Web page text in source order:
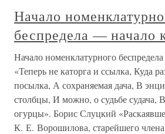
Начало
беспредела — начало
Начало номенклатурного
«Теперь не каторга и ссылка, Куда
посылка, А сохраняемая дача, В
столбцы, И можно, о судьбе судача,
огурцы». Борис Слуцкий
К. Е. Ворошилова, старейшего члена